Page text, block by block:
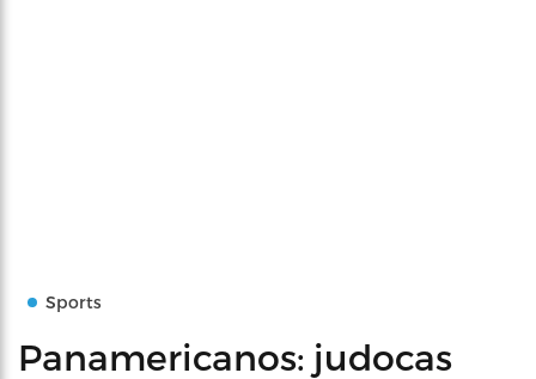
Sports
Panamericanos: judocas